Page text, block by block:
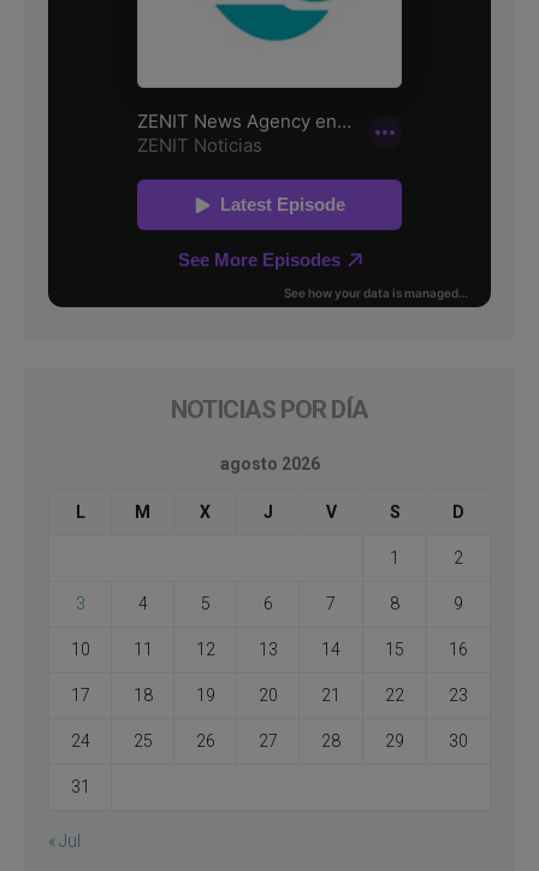
NOTICIAS POR DÍA
agosto 2026
L M X J V S D
1 2
3 4 5 6 7 8 9
10 11 12 13 14 15 16
17 18 19 20 21 22 23
24 25 26 27 28 29 30
31
« Jul